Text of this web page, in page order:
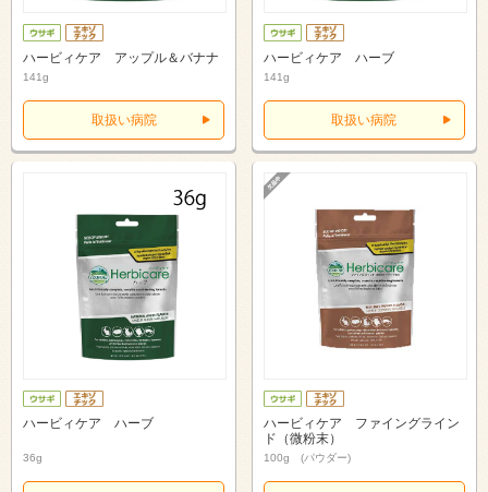
ハービィケア アップル＆バナナ
141g
取扱い病院
ハービィケア ハーブ
141g
取扱い病院
ハービィケア ハーブ
36g
ハービィケア ファイングライン
ド（微粉末）
100g (パウダー)